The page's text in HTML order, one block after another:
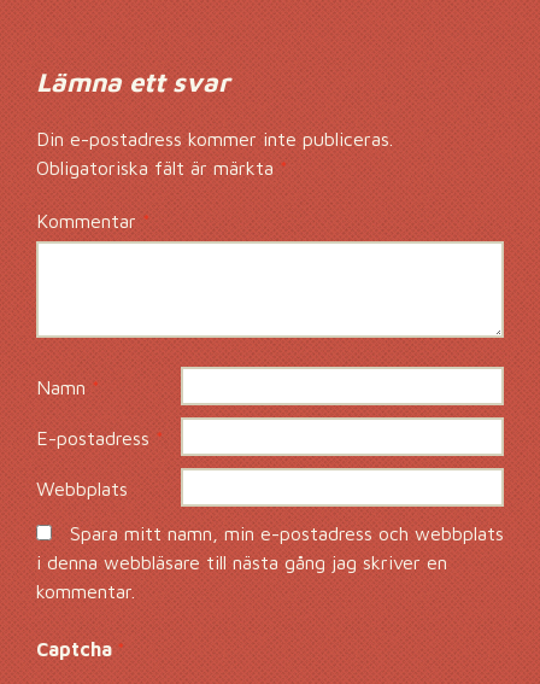
Lämna ett svar
Din e-postadress kommer inte publiceras.
Obligatoriska fält är märkta *
Kommentar*
Namn *
E-postadress*
Webbplats
Spara mitt namn, min e-postadress och webbplats
i denna webbläsare till nästa gång jag skriver en
kommentar.
Captcha*